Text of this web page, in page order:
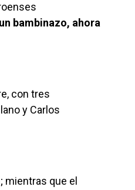
bambinazo, ahora
con tres
y Carlos
mientras que el